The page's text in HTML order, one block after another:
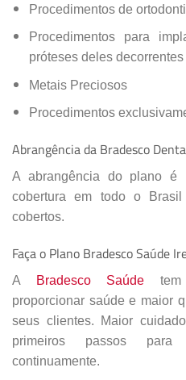
Procedimentos de
Procedimentos para
próteses deles decorrentes
Metais Preciosos
Procedimentos
Abrangência da Bradesco
A abrangência do plano é
cobertura em todo o Brasil
cobertos.
Faça o Plano Bradesco Saúde
A Bradesco Saúde tem
proporcionar saúde e maior
seus clientes. Maior
primeiros passos para
continuamente.